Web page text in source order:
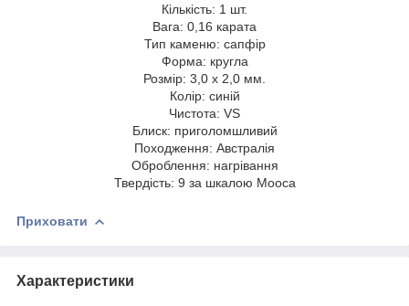
Кількість: 1 шт.
Вага: 0,16 карата
Тип каменю: сапфір
Форма: кругла
Розмір: 3,0 x 2,0 мм.
Колір: синій
Чистота: VS
Блиск: приголомшливий
Походження: Австралія
Оброблення: нагрівання
Твердість: 9 за шкалою Мооса
Приховати
Характеристики